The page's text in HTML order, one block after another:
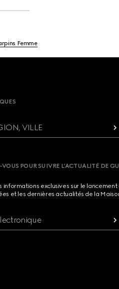
Femme
VILLE
POUR SUIVRE L’ACTUALITÉ DE
informations exclusives sur le
et les dernières actualités de la